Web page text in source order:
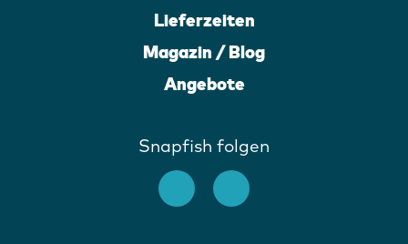
Lieferzeiten
Magazin / Blog
Angebote
Snapfish folgen